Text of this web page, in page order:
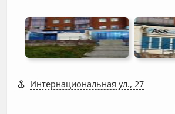
Интернациональная ул., 27